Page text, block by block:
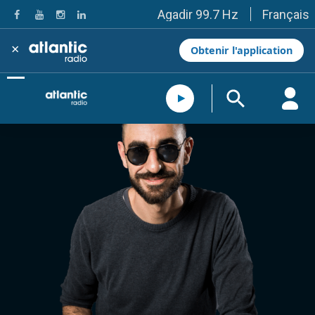
Agadir 99.7 Hz
Tanger 103.3 Hz
Tétouan 87.8 Hz
Fès 98.8 Hz
Meknès 97.2 Hz
El Jadida 97.3
Settat 104,6
Essaouira 96.6
Safi 92.3
Taza 103.0
Taounate 95.6
Tiznit 103.1
SkhourRhamna 92.2
Taroudant 104.9
Guelmim 91.9
Tan-Tan 95.2
Tafraout 104.9
Casablanca 92.5 Hz
Rabat, Salé 106.9 Hz
Marrakech 90.5 Hz
Français
× Obtenir l'application